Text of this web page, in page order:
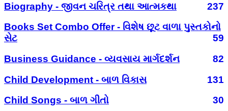
Biography - જીવન ચરિત્ર તથા આત્મકથા
237
Books Set Combo Offer - વિશેષ છૂટ વાળા પુસ્તકોનો
સેટ
59
Business Guidance - વ્યવસાય માર્ગદર્શન
82
Child Development - બાળ વિકાસ
131
Child Songs - બાળ ગીતો
30